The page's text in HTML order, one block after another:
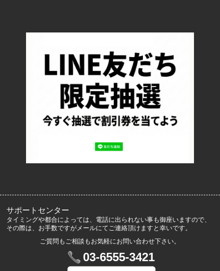
配送・送料について
お支払い方法について
特定商取引法に基づく表記
プライバシーポリシー
ロッカーズについて
サポートセンター
タイミングや都合によっては、電話に出られない事も御座いますので、
その際は、お手数ですがメールにてご連絡頂けますと幸いです。
ご質問もご相談もお気軽にお問い合わせ下さい。
03-6555-3421